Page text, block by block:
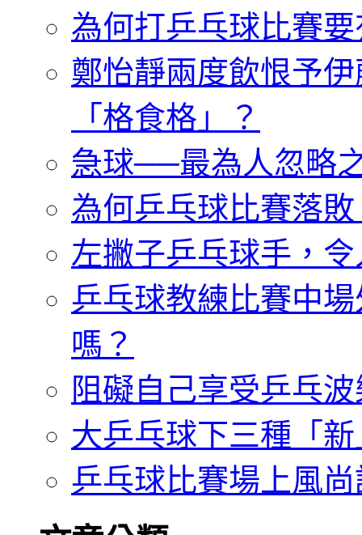
為何打乒乓球比賽
鄭怡靜兩度飲恨予
「格食格」？
急球──最為人忽略
為何乒乓球比賽落
左撇子乒乓球手，
乒乓球教練比賽中
嗎？
阻礙自己享受乒乓
大乒乓球下三種「
乒乓球比賽場上風